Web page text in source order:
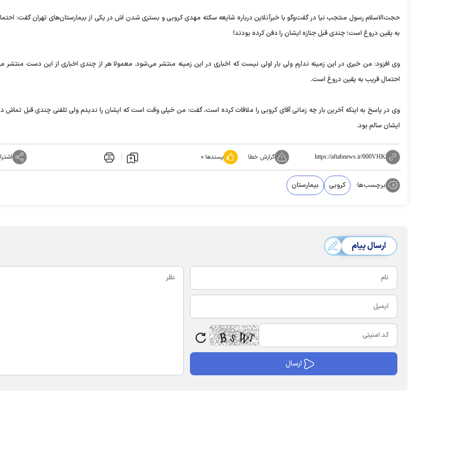
حجت‌الاسلام رسول منتجب نیا در گفت‌وگو با خبرآنلاین درباره شایعه سکته مهدی کروبی و بستری شدن اش در یکی از بیمارستان‌های تهران گفت:
به یقین دروغ است؛ چندی قبل جنازه ایشان را دفن کرده بودند!
وی افزود: من خبری در این زمینه ندارم ولی بار اولی نیست که اخباری در این زمینه منتشر می‌شود. معمولا هر از چندی اخباری از این دست منتشر
احتمال قریب به یقین دروغ است.
وی در پاسخ به اینکه آخرین بار چه زمانی آقای کروبی را ملاقات کرده است، گفت: من خیلی وقت است که ایشان را ندیدم ولی تلفنی چندی قبل تماش
ایشان سالم بود.
https://aftabnews.ir/000VHK گزارش خطا پسندها:۰
برچسب‌ها: کروبی بیمارستان
ارسال پیام